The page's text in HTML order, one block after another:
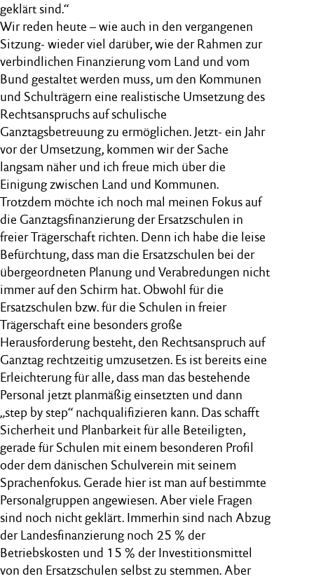
geklärt sind.“
Wir reden heute – wie auch in den vergangenen
Sitzung- wieder viel darüber, wie der Rahmen zur
verbindlichen Finanzierung vom Land und vom
Bund gestaltet werden muss, um den Kommunen
und Schulträgern eine realistische Umsetzung des
Rechtsanspruchs auf schulische
Ganztagsbetreuung zu ermöglichen. Jetzt- ein Jahr
vor der Umsetzung, kommen wir der Sache
langsam näher und ich freue mich über die
Einigung zwischen Land und Kommunen.
Trotzdem möchte ich noch mal meinen Fokus auf
die Ganztagsfinanzierung der Ersatzschulen in
freier Trägerschaft richten. Denn ich habe die leise
Befürchtung, dass man die Ersatzschulen bei der
übergeordneten Planung und Verabredungen nicht
immer auf den Schirm hat. Obwohl für die
Ersatzschulen bzw. für die Schulen in freier
Trägerschaft eine besonders große
Herausforderung besteht, den Rechtsanspruch auf
Ganztag rechtzeitig umzusetzen. Es ist bereits eine
Erleichterung für alle, dass man das bestehende
Personal jetzt planmäßig einsetzten und dann
„step by step“ nachqualifizieren kann. Das schafft
Sicherheit und Planbarkeit für alle Beteiligten,
gerade für Schulen mit einem besonderen Profil
oder dem dänischen Schulverein mit seinem
Sprachenfokus. Gerade hier ist man auf bestimmte
Personalgruppen angewiesen. Aber viele Fragen
sind noch nicht geklärt. Immerhin sind nach Abzug
der Landesfinanzierung noch 25 % der
Betriebskosten und 15 % der Investitionsmittel
von den Ersatzschulen selbst zu stemmen. Aber